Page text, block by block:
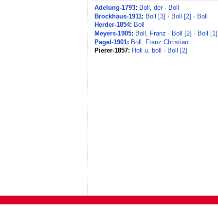
Adelung-1793: Boll, der· Boll
Brockhaus-1911: Boll [3] · Boll [2] · Boll
Herder-1854: Boll
Meyers-1905: Boll, Franz · Boll [2] · Boll [1]
Pagel-1901: Boll, Franz Christian
Pierer-1857: Holl u. boll · Boll [2]